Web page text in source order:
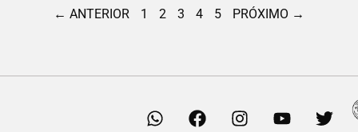
← ANTERIOR 1 2 3 4 5 PRÓXIMO →